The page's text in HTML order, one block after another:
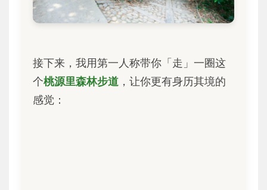
接下来，我用第一人称带你「走」一圈这
个桃源里森林步道 ，让你更有身历其境的
感觉：